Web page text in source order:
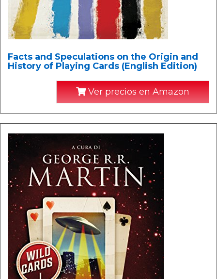
Facts and Speculations on the Origin and
History of Playing Cards (English Edition)
Ver precios en Amazon